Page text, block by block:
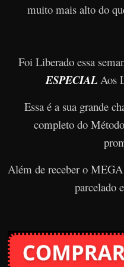
muito mais alto do
Foi Liberado essa
ESPECIAL Aos
Essa é a sua grande
completo do
Além de receber o
parcelado